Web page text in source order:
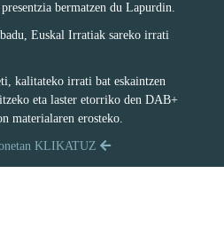
bermatzen du Lapurdin.
Euskal Irratiak sareko irrati
kalitateko irrati bat eskaintzen
eta laster etorriko den DAB+
materialaren erosteko.
KLIKATUZ